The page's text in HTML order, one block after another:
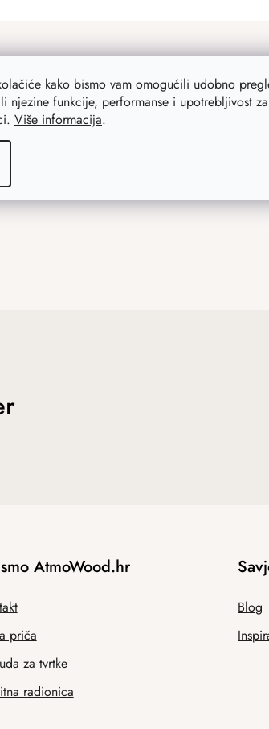
kako bismo vam omogućili udobno
njezine funkcije, performanse i upotrebljivost
Više informacija.
AtmoWood.hr
priča
za tvrtke
radionica
Blog